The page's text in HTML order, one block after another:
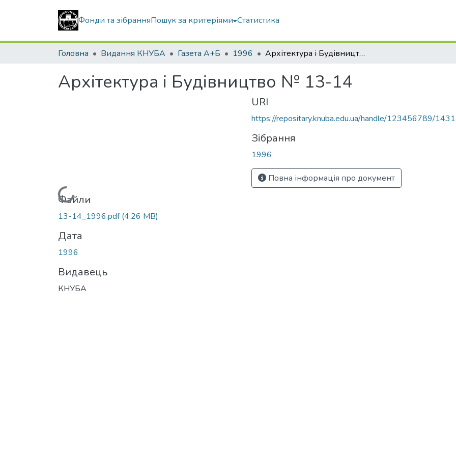
Фонди та зібранняПошук за критеріями Статистика
Головна Видання КНУБА Газета А+Б 1996 Архітектура і Будівництво № 13-14
Архітектура і Будівництво № 13-14
Вантажиться...
Файли
13-14_1996.pdf(4,26 MB)
Дата
1996
Видавець
КНУБА
URI
https://repositary.knuba.edu.ua/handle/123456789/
Зібрання
1996
Повна інформація про документ